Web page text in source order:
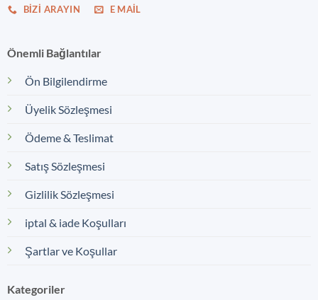
BIZI ARAYIN E MAIL
Önemli Bağlantılar
Ön Bilgilendirme
Üyelik Sözleşmesi
Ödeme & Teslimat
Satış Sözleşmesi
Gizlilik Sözleşmesi
iptal & iade Koşulları
Şartlar ve Koşullar
Kategoriler